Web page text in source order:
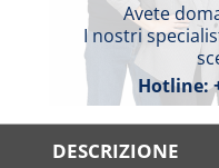
Avete
I nostri
Hotline:
DESCRIZIONE